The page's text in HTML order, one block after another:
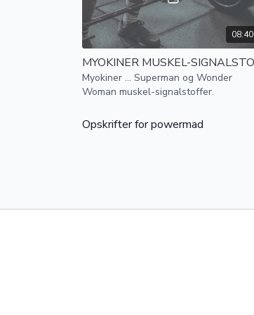
08:40
Myokiner … Superman og Wonder
Woman muskel-signalstoffer.
Opskrifter for powermad